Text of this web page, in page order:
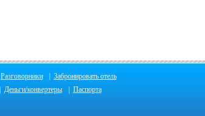
Разговорники
Забронировать отель
Деньги/конвертеры Паспорта